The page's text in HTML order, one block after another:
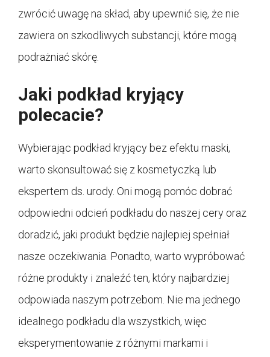
zwrócić uwagę na skład, aby upewnić się, że nie
zawiera on szkodliwych substancji, które mogą
podrażniać skórę.
Jaki podkład kryjący
polecacie?
Wybierając podkład kryjący bez efektu maski,
warto skonsultować się z kosmetyczką lub
ekspertem ds. urody. Oni mogą pomóc dobrać
odpowiedni odcień podkładu do naszej cery oraz
doradzić, jaki produkt będzie najlepiej spełniał
nasze oczekiwania. Ponadto, warto wypróbować
różne produkty i znaleźć ten, który najbardziej
odpowiada naszym potrzebom. Nie ma jednego
idealnego podkładu dla wszystkich, więc
eksperymentowanie z różnymi markami i